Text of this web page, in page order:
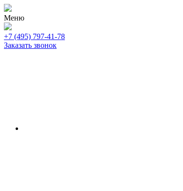
Меню
+7 (495) 797-41-78
Заказать звонок